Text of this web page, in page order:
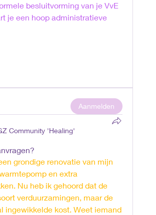
besluitvorming van je VvE
je een hoop administratieve
Aanmelden
Community 'Healing'
grondige renovatie van mijn
en extra
Nu heb ik gehoord dat de
verduurzamingen, maar de
ingewikkelde kost. Weet iemand